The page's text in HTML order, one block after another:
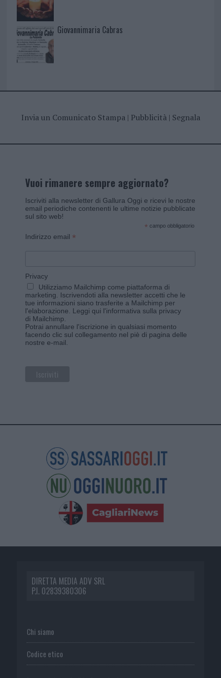
Giovannimaria Cabras
Invia un Comunicato Stampa| Pubblicità| Segnala
Vuoi rimanere sempre aggiornato?
Iscriviti alla newsletter di Gallura Oggi e ricevi le nostre
email periodiche contenenti le ultime notizie pubblicate
sul sito web!
* campo obbligatorio
Indirizzo email *
Privacy
Utilizziamo Mailchimp come piattaforma di
marketing. Iscrivendoti alla newsletter accetti che le
tue informazioni siano trasferite a Mailchimp per
l'elaborazione. Leggi qui l'informativa sulla privacy
di Mailchimp
Potrai annullare l'iscrizione in qualsiasi momento
facendo clic sul collegamento nel piè di pagina delle
nostre e-mail.
DIRETTA MEDIA ADV SRL
P.I. 02839380306
Chi siamo
Codice etico